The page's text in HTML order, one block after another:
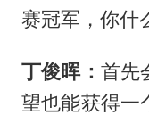
赛冠军，你什
丁俊晖： 首先
望也能获得一